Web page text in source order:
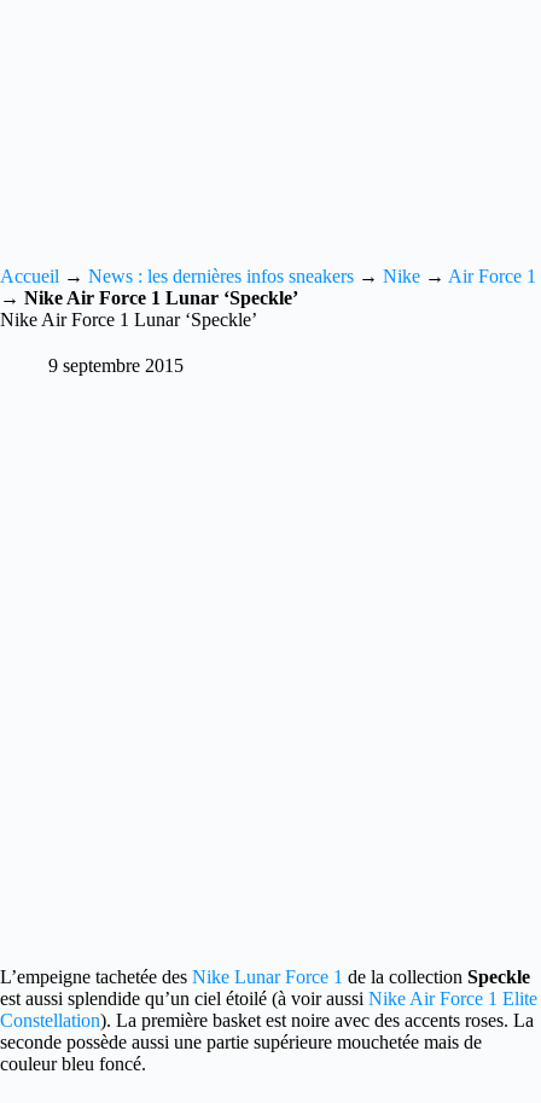
Accueil → News : les dernières infos sneakers → Nike → Air Force 1
→ Nike Air Force 1 Lunar ‘Speckle’
Nike Air Force 1 Lunar ‘Speckle’
9 septembre 2015
L’empeigne tachetée des Nike Lunar Force 1 de la collection Speckle
est aussi splendide qu’un ciel étoilé (à voir aussi Nike Air Force 1 Elite
Constellation). La première basket est noire avec des accents roses. La
seconde possède aussi une partie supérieure mouchetée mais de
couleur bleu foncé.